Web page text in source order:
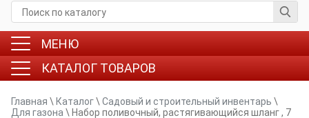
МЕНЮ
КАТАЛОГ ТОВАРОВ
Главная \ Каталог\ Садовый и строительный инвентарь \
Для газона \ Набор поливочный, растягивающийся шланг , 7